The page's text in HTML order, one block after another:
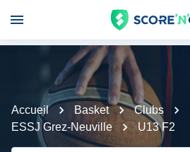
Accueil Basket Clubs
ESSJ Grez-Neuville
U13 F2